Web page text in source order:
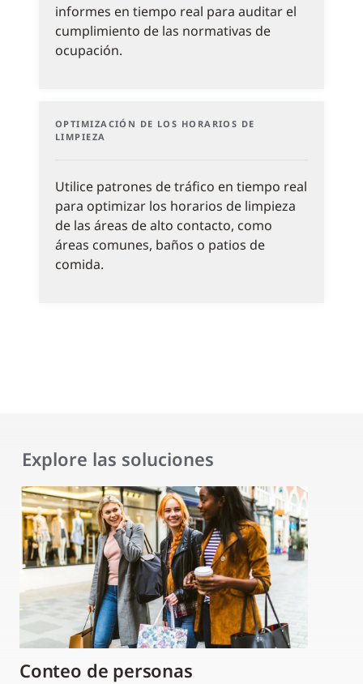
informes en tiempo real para auditar el
cumplimiento de las normativas de
ocupación.
OPTIMIZACIÓN DE LOS HORARIOS DE
LIMPIEZA
Utilice patrones de tráfico en tiempo real
para optimizar los horarios de limpieza
de las áreas de alto contacto, como
áreas comunes, baños o patios de
comida.
Explore las soluciones
Conteo de personas